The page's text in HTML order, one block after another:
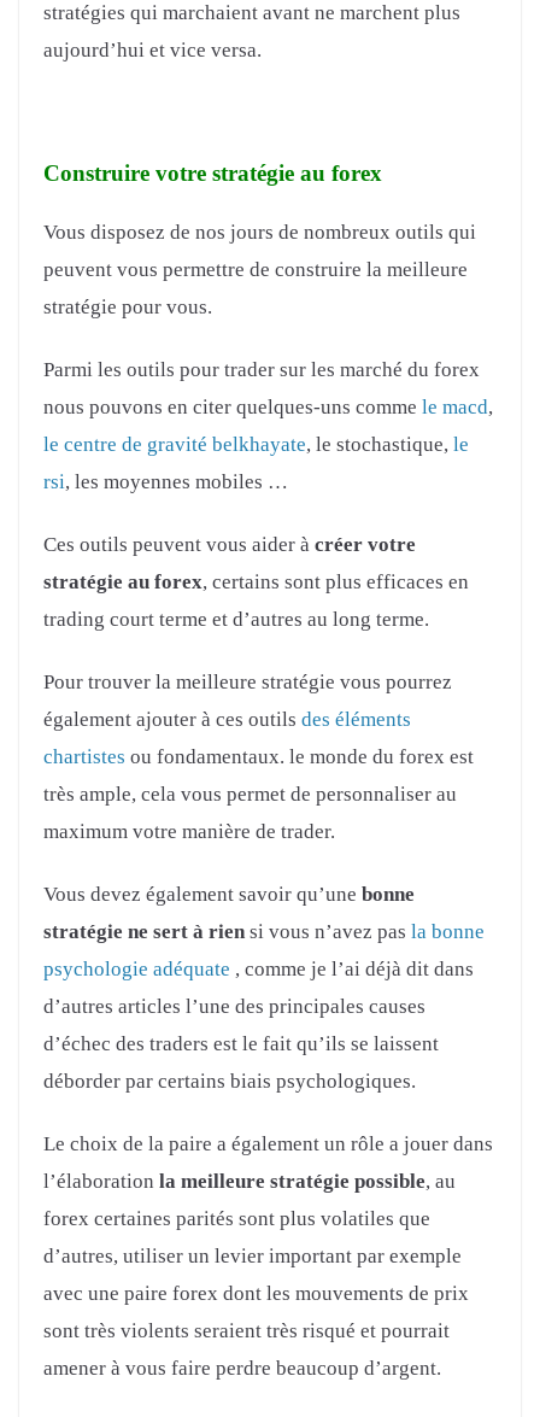
stratégies qui marchaient avant ne marchent plus
aujourd’hui et vice versa.
Construire votre stratégie au forex
Vous disposez de nos jours de nombreux outils qui
peuvent vous permettre de construire la meilleure
stratégie pour vous.
Parmi les outils pour trader sur les marché du forex
nous pouvons en citer quelques-uns comme le macd,
le centre de gravité belkhayate, le stochastique, le
rsi, les moyennes mobiles …
Ces outils peuvent vous aider à créer votre
stratégie au forex, certains sont plus efficaces en
trading court terme et d’autres au long terme.
Pour trouver la meilleure stratégie vous pourrez
également ajouter à ces outils des éléments
chartistes ou fondamentaux. le monde du forex est
très ample, cela vous permet de personnaliser au
maximum votre manière de trader.
Vous devez également savoir qu’une bonne
stratégie ne sert à rien si vous n’avez pas la bonne
psychologie adéquate , comme je l’ai déjà dit dans
d’autres articles l’une des principales causes
d’échec des traders est le fait qu’ils se laissent
déborder par certains biais psychologiques.
Le choix de la paire a également un rôle a jouer dans
l’élaboration la meilleure stratégie possible, au
forex certaines parités sont plus volatiles que
d’autres, utiliser un levier important par exemple
avec une paire forex dont les mouvements de prix
sont très violents seraient très risqué et pourrait
amener à vous faire perdre beaucoup d’argent.